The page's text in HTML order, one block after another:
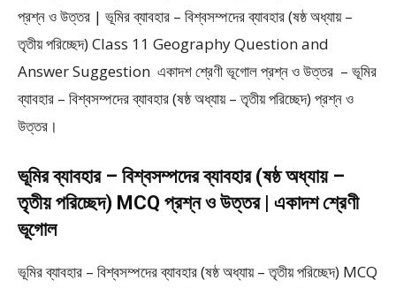
প্রশ্ন ও উত্তর | ভূমির ব্যাবহার – বিশ্বসম্পদের ব্যাবহার (ষষ্ঠ অধ্যায় –
তৃতীয় পরিচ্ছেদ) Class 11 Geography Question and
Answer Suggestion একাদশ শ্রেণী ভূগোল প্রশ্ন ও উত্তর – ভূমির
ব্যাবহার – বিশ্বসম্পদের ব্যাবহার (ষষ্ঠ অধ্যায় – তৃতীয় পরিচ্ছেদ) প্রশ্ন ও
উত্তর।
ভূমির ব্যাবহার – বিশ্বসম্পদের ব্যাবহার (ষষ্ঠ অধ্যায় –
তৃতীয় পরিচ্ছেদ) MCQ প্রশ্ন ও উত্তর | একাদশ শ্রেণী
ভূগোল
ভূমির ব্যাবহার – বিশ্বসম্পদের ব্যাবহার (ষষ্ঠ অধ্যায় – তৃতীয় পরিচ্ছেদ) MCQ